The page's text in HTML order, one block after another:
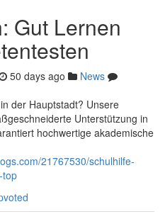
Gut Lernen
50 days ago
News
der Hauptstadt? Unsere
Unterstützung in
hochwertige akademische
21767530/schulhilfe-
top